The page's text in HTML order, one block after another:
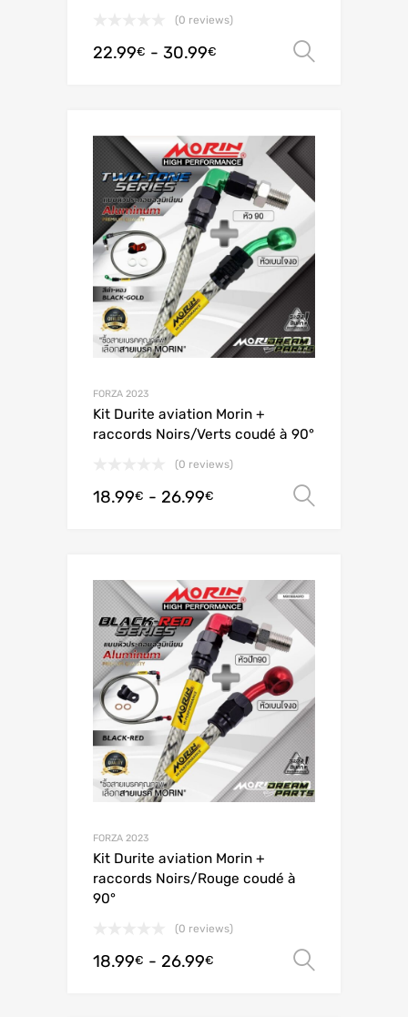
(0 reviews)
22.99€ - 30.99€
FORZA 2023
Kit Durite aviation Morin +
raccords Noirs/Verts coudé à 90°
(0 reviews)
18.99€ - 26.99€
FORZA 2023
Kit Durite aviation Morin +
raccords Noirs/Rouge coudé à
90°
(0 reviews)
18.99€ - 26.99€